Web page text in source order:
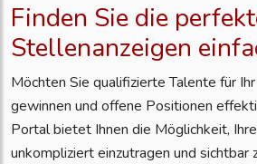
Finden Sie die
Stellenanzeigen
Möchten Sie qualifizierte Talente für
gewinnen und offene Positionen
Portal bietet Ihnen die Möglichkeit,
unkompliziert einzutragen und sichtbar